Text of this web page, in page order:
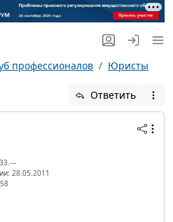
профессионалов Юристы
Ответить
28.05.2011